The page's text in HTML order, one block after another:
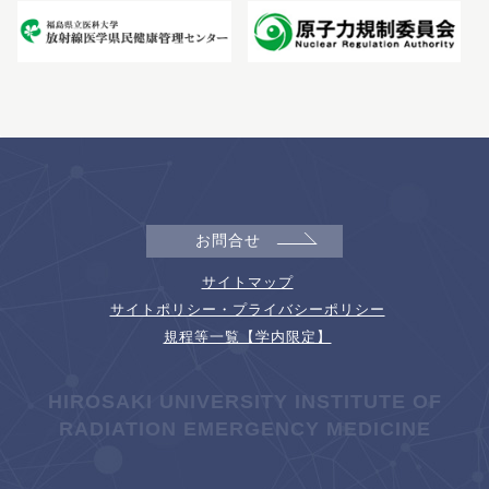
お問合せ
サイトマップ
サイトポリシー・プライバシーポリシー
規程等一覧【学内限定】
HIROSAKI UNIVERSITY INSTITUTE OF
RADIATION EMERGENCY MEDICINE